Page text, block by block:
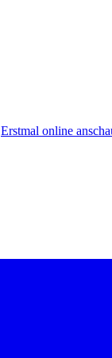
Erstmal online